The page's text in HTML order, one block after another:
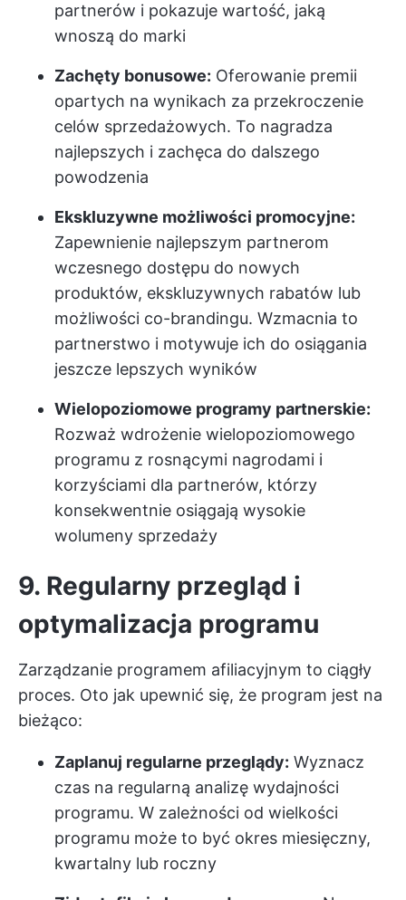
partnerów i pokazuje wartość, jaką
wnoszą do marki
Zachęty bonusowe: Oferowanie premii
opartych na wynikach za przekroczenie
celów sprzedażowych. To nagradza
najlepszych i zachęca do dalszego
powodzenia
Ekskluzywne możliwości promocyjne:
Zapewnienie najlepszym partnerom
wczesnego dostępu do nowych
produktów, ekskluzywnych rabatów lub
możliwości co-brandingu. Wzmacnia to
partnerstwo i motywuje ich do osiągania
jeszcze lepszych wyników
Wielopoziomowe programy partnerskie:
Rozważ wdrożenie wielopoziomowego
programu z rosnącymi nagrodami i
korzyściami dla partnerów, którzy
konsekwentnie osiągają wysokie
wolumeny sprzedaży
9. Regularny przegląd i
optymalizacja programu
Zarządzanie programem afiliacyjnym to ciągły
proces. Oto jak upewnić się, że program jest na
bieżąco:
Zaplanuj regularne przeglądy: Wyznacz
czas na regularną analizę wydajności
programu. W zależności od wielkości
programu może to być okres miesięczny,
kwartalny lub roczny